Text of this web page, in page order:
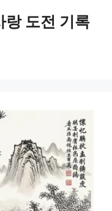
랑 도전 기록